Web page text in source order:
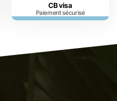
CB visa
Paiement sécurisé